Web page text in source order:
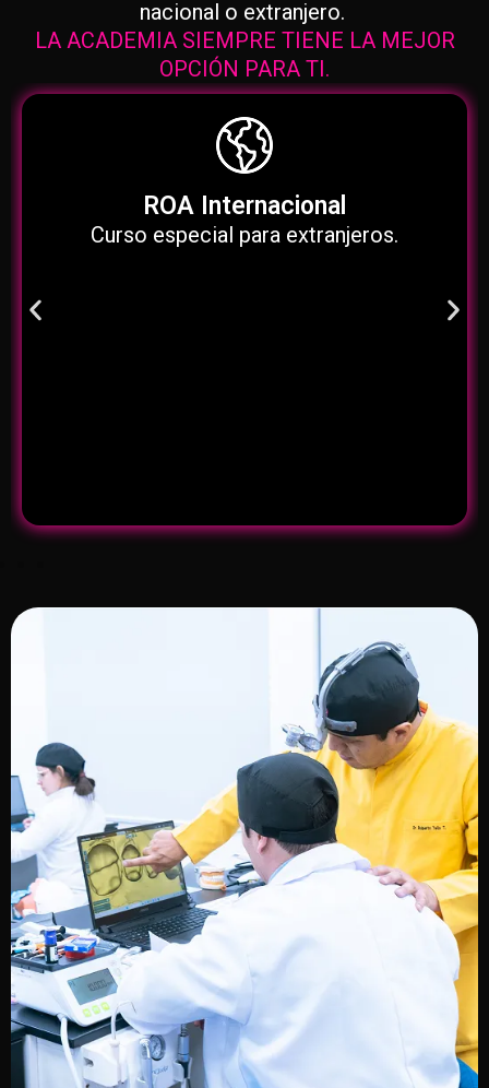
nacional o extranjero.
LA ACADEMIA SIEMPRE TIENE LA MEJOR
OPCIÓN PARA TI.
ROA Internacional
Curso especial para extranjeros.